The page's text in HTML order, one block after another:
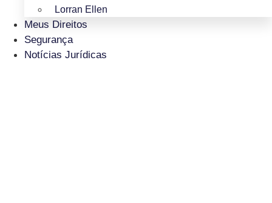
Lorran Ellen
Meus Direitos
Segurança
Notícias Jurídicas